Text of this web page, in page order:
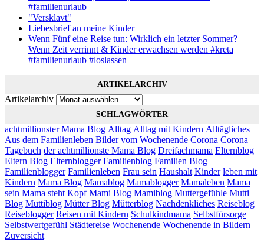
#familienurlaub
"Versklavt"
Liebesbrief an meine Kinder
Wenn Fünf eine Reise tun: Wirklich ein letzter Sommer?
Wenn Zeit verrinnt & Kinder erwachsen werden #kreta
#familienurlaub #loslassen
ARTIKELARCHIV
Artikelarchiv
SCHLAGWÖRTER
achtmillionster Mama Blog Alltag Alltag mit Kindern Alltägliches
Aus dem Familienleben Bilder vom Wochenende Corona Corona
Tagebuch der achtmillionste Mama Blog Dreifachmama Elternblog
Eltern Blog Elternblogger Familienblog Familien Blog
Familienblogger Familienleben Frau sein Haushalt Kinder leben mit
Kindern Mama Blog Mamablog Mamablogger Mamaleben Mama
sein Mama steht Kopf Mami Blog Mamiblog Muttergefühle Mutti
Blog Muttiblog Mütter Blog Mütterblog Nachdenkliches Reiseblog
Reiseblogger Reisen mit Kindern Schulkindmama Selbstfürsorge
Selbstwertgefühl Städtereise Wochenende Wochenende in Bildern
Zuversicht